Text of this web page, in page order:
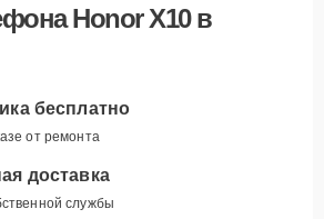
Honor X10в
бесплатно
от ремонта
доставка
службы